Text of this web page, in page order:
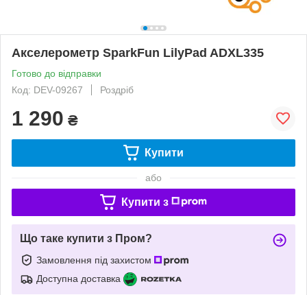
Акселерометр SparkFun LilyPad ADXL335
Готово до відправки
Код: DEV-09267
Роздріб
1 290 ₴
Купити
або
Купити з
Що таке купити з Пром?
Замовлення під захистом
Доступна доставка